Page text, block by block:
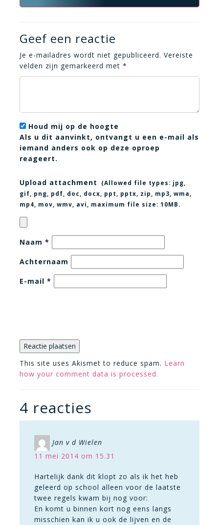
Geef een reactie
Je e-mailadres wordt niet gepubliceerd. Vereiste
velden zijn gemarkeerd met *
Houd mij op de hoogte
Als u dit aanvinkt, ontvangt u een e-mail als
iemand anders ook op deze oproep
reageert.
Upload attachment (Allowed file types: jpg,
gif, png, pdf, doc, docx, ppt, pptx, zip, mp3, wma,
mp4, mov, wmv, avi
, maximum file size: 10MB.
Naam *
Achternaam
E-mail *
This site uses Akismet to reduce spam. Learn
how your comment data is processed.
4 reacties
Jan v d Wielen
11 mei 2014 om 15.31
Hartelijk dank dit klopt zo als ik het heb
geleerd op school alleen voor de laatste
twee regels kwam bij nog voor:
En komt u binnen kort nog eens langs
misschien kan ik u ook de lijven en de